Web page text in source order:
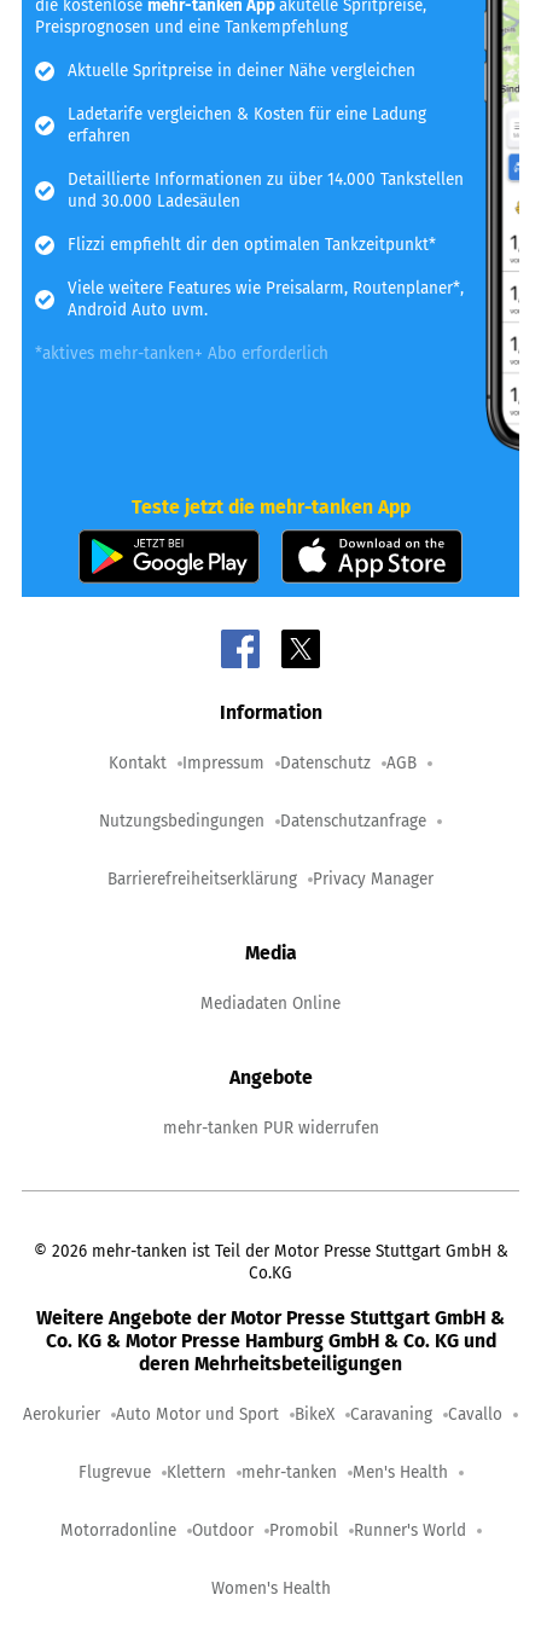
die kostenlosemehr-tanken Appakutelle Spritpreise,
Preisprognosen und eine Tankempfehlung
Aktuelle Spritpreise in deiner Nähe vergleichen
Ladetarife vergleichen & Kosten für eine Ladung
erfahren
Detaillierte Informationen zu über 14.000 Tankstellen
und 30.000 Ladesäulen
Flizzi empfiehlt dir den optimalen Tankzeitpunkt*
Viele weitere Features wie Preisalarm, Routenplaner*,
Android Auto uvm.
*aktives mehr-tanken+ Abo erforderlich
Teste jetzt die mehr-tanken App
Information
Kontakt Impressum Datenschutz AGB
Nutzungsbedingungen Datenschutzanfrage
Barrierefreiheitserklärung Privacy Manager
Media
Mediadaten Online
Angebote
mehr-tanken PUR widerrufen
© 2026 mehr-tanken ist Teil der Motor Presse Stuttgart GmbH &
Co.KG
Weitere Angebote der Motor Presse Stuttgart GmbH &
Co. KG & Motor Presse Hamburg GmbH & Co. KG und
deren Mehrheitsbeteiligungen
Aerokurier Auto Motor und Sport BikeX Caravaning Cavallo
Flugrevue Klettern mehr-tanken Men's Health
Motorradonline Outdoor Promobil Runner's World
Women's Health